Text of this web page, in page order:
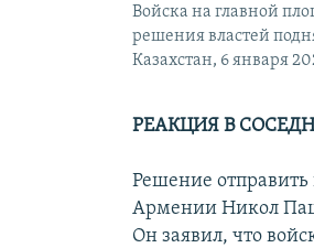
Войска на главной
решения властей
Казахстан, 6 января
РЕАКЦИЯ В
Решение
Армении Никол
Он заявил, что